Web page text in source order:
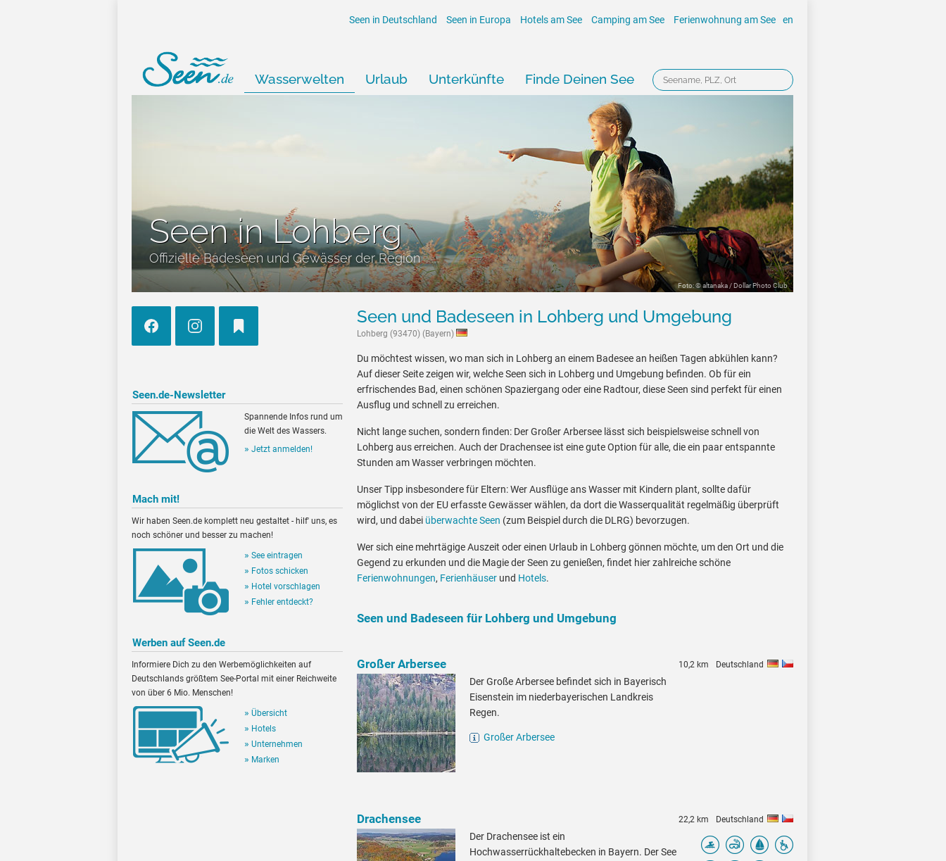
Seen in Deutschland Seen in Europa Hotels am See Camping am See Ferienwohnung am See en
Wasserwelten Urlaub Unterkünfte Finde Deinen See
Seen in Lohberg
Offizielle Badeseen und Gewässer der Region
Foto: © altanaka / Dollar Photo Club
Seen.de-Newsletter
Spannende Infos rund um
die Welt des Wassers.
Jetzt anmelden!
Mach mit!
Wir haben Seen.de komplett neu gestaltet - hilf' uns, es
noch schöner und besser zu machen!
See eintragen
Fotos schicken
Hotel vorschlagen
Fehler entdeckt?
Werben auf Seen.de
Informiere Dich zu den Werbemöglichkeiten auf
Deutschlands größtem See-Portal mit einer Reichweite
von über 6 Mio. Menschen!
Übersicht
Hotels
Unternehmen
Marken
Seen und Badeseen in Lohberg und Umgebung
Lohberg (93470) (Bayern)
Du möchtest wissen, wo man sich in Lohberg an einem Badesee an heißen Tagen abkühlen kann?
Auf dieser Seite zeigen wir, welche Seen sich in Lohberg und Umgebung befinden. Ob für ein
erfrischendes Bad, einen schönen Spaziergang oder eine Radtour, diese Seen sind perfekt für einen
Ausflug und schnell zu erreichen.
Nicht lange suchen, sondern finden: Der Großer Arbersee lässt sich beispielsweise schnell von
Lohberg aus erreichen. Auch der Drachensee ist eine gute Option für alle, die ein paar entspannte
Stunden am Wasser verbringen möchten.
Unser Tipp insbesondere für Eltern: Wer Ausflüge ans Wasser mit Kindern plant, sollte dafür
möglichst von der EU erfasste Gewässer wählen, da dort die Wasserqualität regelmäßig überprüft
wird, und dabei überwachte Seen (zum Beispiel durch die DLRG) bevorzugen.
Wer sich eine mehrtägige Auszeit oder einen Urlaub in Lohberg gönnen möchte, um den Ort und die
Gegend zu erkunden und die Magie der Seen zu genießen, findet hier zahlreiche schöne
Ferienwohnungen, Ferienhäuser und Hotels.
Seen und Badeseen für Lohberg und Umgebung
Großer Arbersee 10,2 km Deutschland
Der Große Arbersee befindet sich in Bayerisch
Eisenstein im niederbayerischen Landkreis
Regen.
Großer Arbersee
Drachensee 22,2 km Deutschland
Der Drachensee ist ein
Hochwasserrückhaltebecken in Bayern. Der See